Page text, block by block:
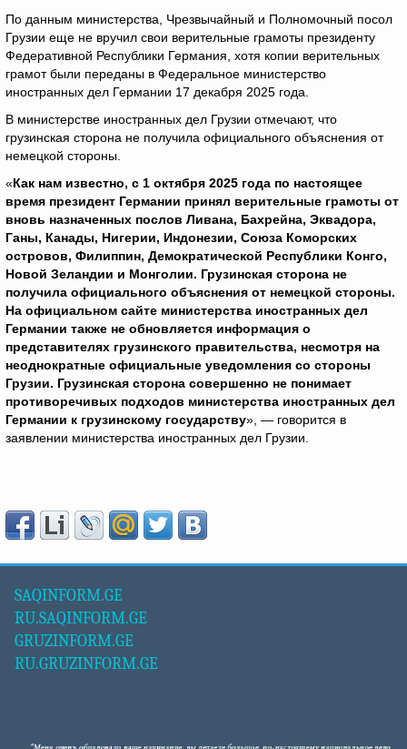
По данным министерства, Чрезвычайный и Полномочный посол
Грузии еще не вручил свои верительные грамоты президенту
Федеративной Республики Германия, хотя копии верительных
грамот были переданы в Федеральное министерство
иностранных дел Германии 17 декабря 2025 года.
В министерстве иностранных дел Грузии отмечают, что
грузинская сторона не получила официального объяснения от
немецкой стороны.
«Как нам известно, с 1 октября 2025 года по настоящее
время президент Германии принял верительные грамоты от
вновь назначенных послов Ливана, Бахрейна, Эквадора,
Ганы, Канады, Нигерии, Индонезии, Союза Коморских
островов, Филиппин, Демократической Республики Конго,
Новой Зеландии и Монголии. Грузинская сторона не
получила официального объяснения от немецкой стороны.
На официальном сайте министерства иностранных дел
Германии также не обновляется информация о
представителях грузинского правительства, несмотря на
неоднократные официальные уведомления со стороны
Грузии. Грузинская сторона совершенно не понимает
противоречивых подходов министерства иностранных дел
Германии к грузинскому государству», — говорится в
заявлении министерства иностранных дел Грузии.
SAQINFORM.GE
RU.SAQINFORM.GE
GRUZINFORM.GE
RU.GRUZINFORM.GE